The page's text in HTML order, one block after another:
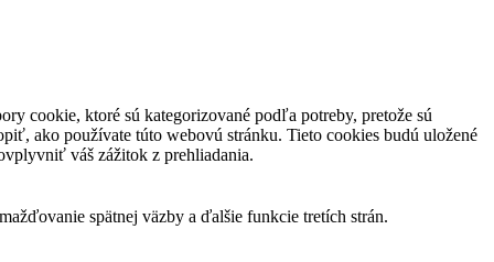
cookie, ktoré sú kategorizované podľa potreby, pretože sú
ako používate túto webovú stránku. Tieto cookies budú uložené
váš zážitok z prehliadania.
spätnej väzby a ďalšie funkcie tretích strán.